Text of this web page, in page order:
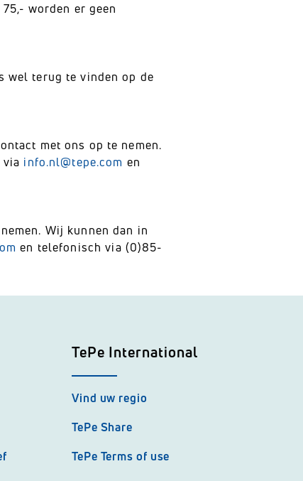
worden er geen
wel terug te vinden op de
met ons op te nemen.
info.nl@tepe.com en
Wij kunnen dan in
en telefonisch via (0)85-
TePe International
Vind uw regio
TePe Share
TePe Terms of use